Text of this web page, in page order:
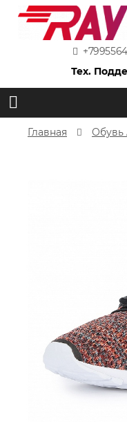
Тех.
Главная Обувь